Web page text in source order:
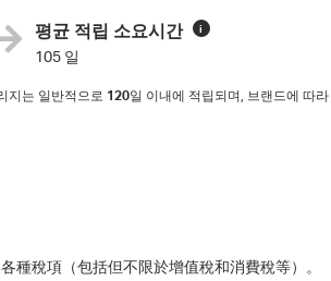
평균 적립 소요시간 i
105 일
지는 일반적으로 120일 이내에 적립되며, 브랜드에 따
稅項（包括但不限於增值稅和消費稅等）。